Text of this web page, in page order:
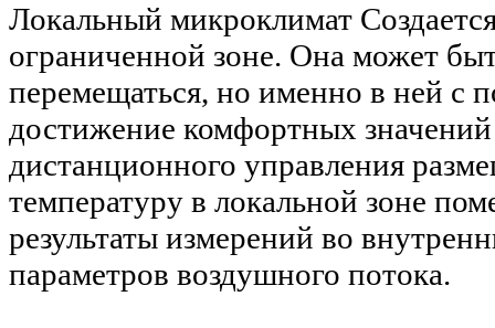
Локальный микроклимат
ограниченной зоне. Она может
перемещаться, но именно в ней с
достижение комфортных
дистанционного управления
температуру в локальной зоне
результаты измерений во
параметров воздушного потока.